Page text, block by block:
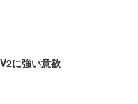
に強い意欲